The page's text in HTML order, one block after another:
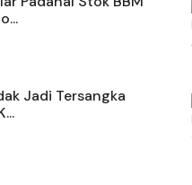
Jadi Tersangka